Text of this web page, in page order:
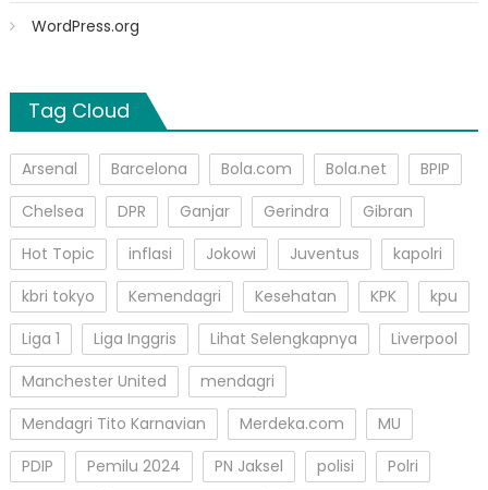
WordPress.org
Tag Cloud
Arsenal Barcelona Bola.com Bola.net
BPIP
Chelsea
DPR Ganjar Gerindra
Gibran
Hot Topic
inflasi Jokowi Juventus
kapolri
kbri tokyo
Kemendagri Kesehatan KPK
kpu
Liga 1
Liga Inggris Lihat Selengkapnya
Liverpool
Manchester United
mendagri
Mendagri Tito Karnavian
Merdeka.com
MU
PDIP
Pemilu 2024 PN Jaksel polisi
Polri